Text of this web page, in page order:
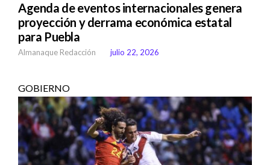
Agenda de eventos internacionales genera
proyección y derrama económica estatal
para Puebla
Almanaque Redacción julio 22, 2026
GOBIERNO